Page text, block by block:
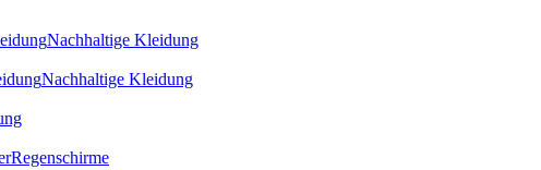
Nachhaltige Kleidung
Nachhaltige Kleidung
Regenschirme